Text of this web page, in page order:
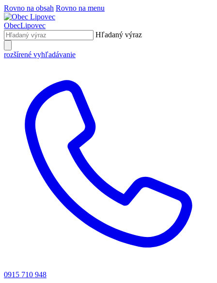
Rovno na obsah Rovno na menu
ObecLipovec
Hľadaný výraz
rozšírené vyhľadávanie
0915 710 948